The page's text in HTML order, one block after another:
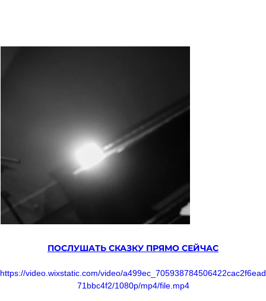
ПОСЛУШАТЬ СКАЗКУ ПРЯМО СЕЙЧАС
https://video.wixstatic.com/video/a499ec_705938784506422cac2f6ead
71bbc4f2/1080p/mp4/file.mp4